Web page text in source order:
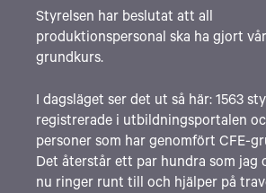
Styrelsen har beslutat att all
produktionspersonal ska ha gjort
grundkurs.
I dagsläget ser det ut så här: 1563
registrerade i utbildningsportalen
personer som har genomfört CFE-
Det återstår ett par hundra som jag
nu ringer runt till och hjälper på